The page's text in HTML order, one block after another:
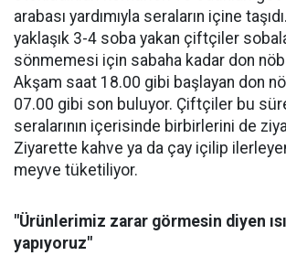
arabası yardımıyla seraların içine
yaklaşık 3-4 soba yakan çiftçiler
sönmemesi için sabaha kadar don
Akşam saat 18.00 gibi başlayan don
07.00 gibi son buluyor. Çiftçiler bu
seralarının içerisinde birbirlerini de
Ziyarette kahve ya da çay içilip
meyve tüketiliyor.
"Ürünlerimiz zarar görmesin diyen
yapıyoruz"